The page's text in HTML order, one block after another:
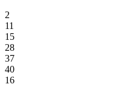
2
11
15
28
37
40
16